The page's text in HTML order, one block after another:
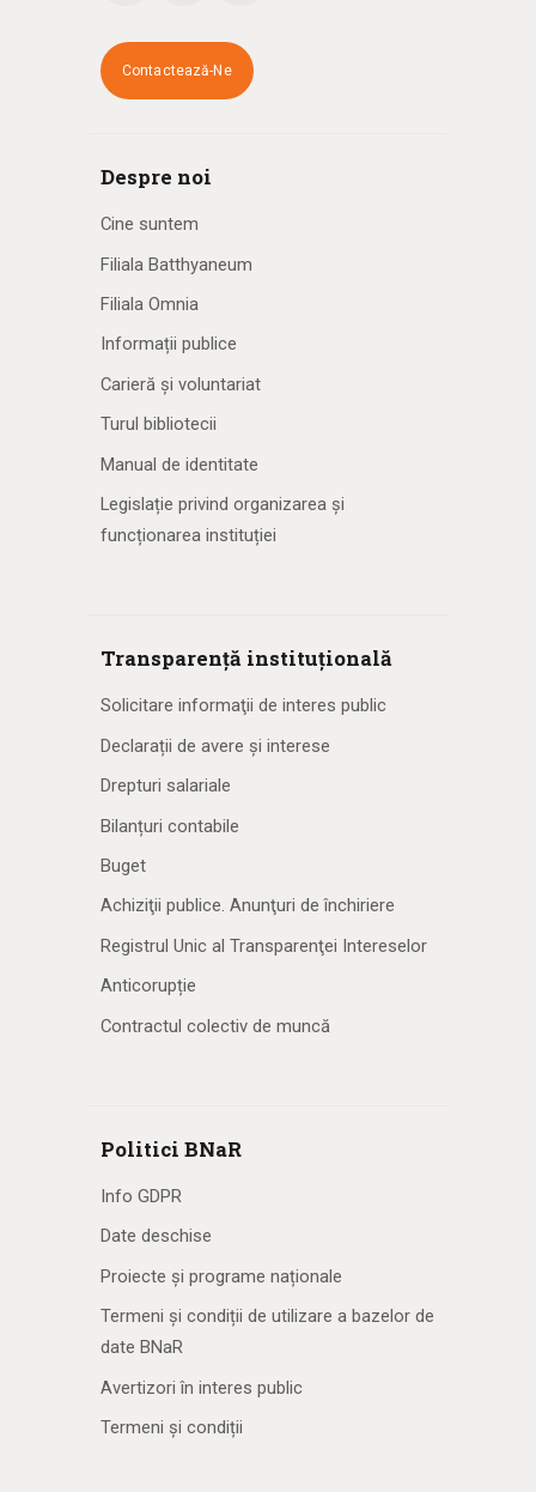
Contactează-Ne
Despre noi
Cine suntem
Filiala Batthyaneum
Filiala Omnia
Informații publice
Carieră și voluntariat
Turul bibliotecii
Manual de identitate
Legislație privind organizarea și
funcționarea instituției
Transparență instituțională
Solicitare informaţii de interes public
Declarații de avere și interese
Drepturi salariale
Bilanțuri contabile
Buget
Achiziţii publice. Anunţuri de închiriere
Registrul Unic al Transparenţei Intereselor
Anticorupție
Contractul colectiv de muncă
Politici BNaR
Info GDPR
Date deschise
Proiecte și programe naționale
Termeni și condiții de utilizare a bazelor de
date BNaR
Avertizori în interes public
Termeni și condiții